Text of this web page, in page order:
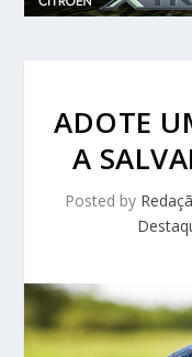
ADOTE
A
Posted by